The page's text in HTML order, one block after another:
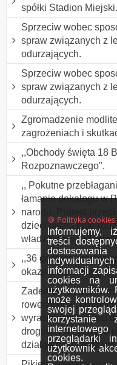
🍪 Polityka
Informujemy,
treści
informacji
cookies na
użytkowników.
może
swojej
korzystanie
przeglądarki
użytkownik
cookies.
spółki Stadion Miejski.
Sprzeciw wobec
spraw związanych z
odurzających.
Sprzeciw wobec
spraw związanych z
odurzających.
Zgromadzenie
zagrożeniach i
,,Obchody święta 18
Rozpoznawczego".
,, Pokutne
łamanie dekalogu w
narodu. Protest
dzieci niszczenie
władz
,,36 godzinny marsz/
okazji Dnia Leniwych
Zademonstrowanie
rowerzystów,
wyrażenie postulatu
drogowej do potrzeb
działania na rzecz